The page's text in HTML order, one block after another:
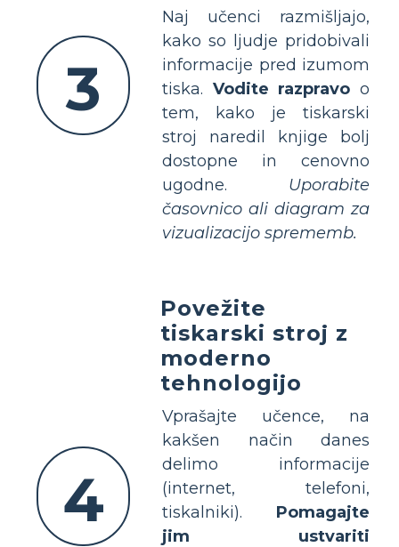
3
Naj učenci razmišljajo,
kako so ljudje pridobivali
informacije pred izumom
tiska. Vodite razpravo o
tem, kako je tiskarski
stroj naredil knjige bolj
dostopne in cenovno
ugodne. Uporabite
časovnico ali diagram za
vizualizacijo sprememb.
4
Povežite
tiskarski stroj z
moderno
tehnologijo
Vprašajte učence, na
kakšen način danes
delimo informacije
(internet, telefoni,
tiskalniki). Pomagajte
jim ustvariti